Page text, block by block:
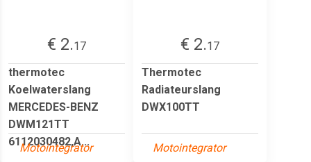
€ 2.17
thermotec
Koelwaterslang
MERCEDES-BENZ
DWM121TT
6112030482,A...
Motointegrator
€ 2.17
Thermotec
Radiateurslang
DWX100TT
Motointegrator